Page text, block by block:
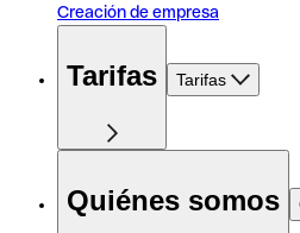
Creación de empresa
Tarifas Tarifas
Quiénes somos